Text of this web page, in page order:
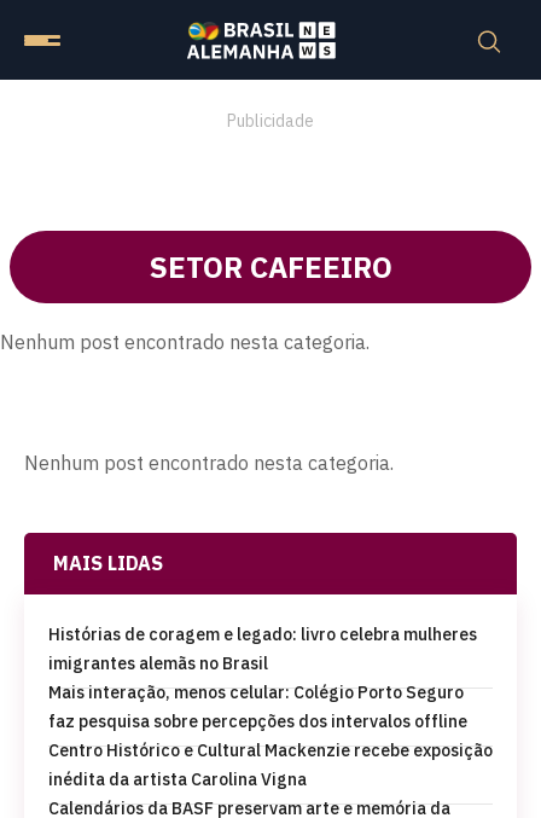
Publicidade
SETOR CAFEEIRO
Nenhum post encontrado nesta categoria.
Nenhum post encontrado nesta categoria.
MAIS LIDAS
Histórias de coragem e legado: livro celebra mulheres
imigrantes alemãs no Brasil
Mais interação, menos celular: Colégio Porto Seguro
faz pesquisa sobre percepções dos intervalos offline
Centro Histórico e Cultural Mackenzie recebe exposição
inédita da artista Carolina Vigna
Calendários da BASF preservam arte e memória da